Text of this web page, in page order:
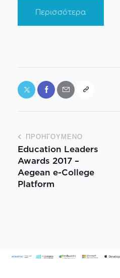
Περισσότερα
ΠΡΟΗΓΟΎΜΕΝΟ
Education Leaders
Awards 2017 –
Aegean e-College
Platform